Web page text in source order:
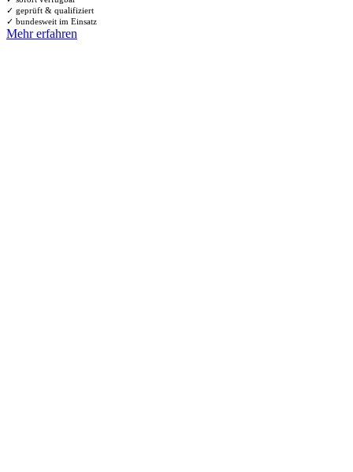
✓ geprüft & qualifiziert
✓ bundesweit im Einsatz
Mehr erfahren